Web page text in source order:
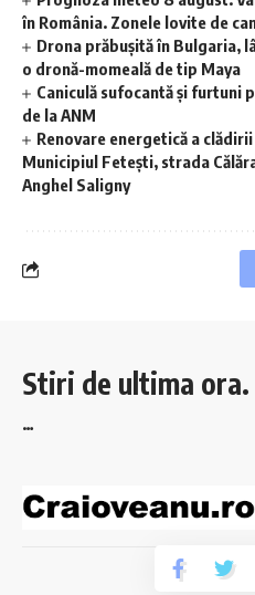
în România. Zonele lovite de
Drona prăbușită în Bulgaria,
o dronă-momeală de tip Maya
Caniculă sufocantă și furtuni
de la ANM
Renovare energetică a
Municipiul Fetești, strada
Anghel Saligny
Stiri de ultima ora.
…
© 2023